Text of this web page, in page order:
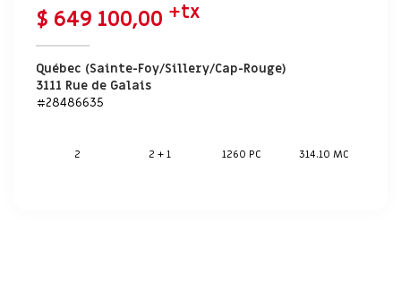
$ 649 100,00 +tx
Québec (Sainte-Foy/Sillery/Cap-Rouge)
3111 Rue de Galais
#28486635
2 2 + 1 1260 PC 314.10 MC